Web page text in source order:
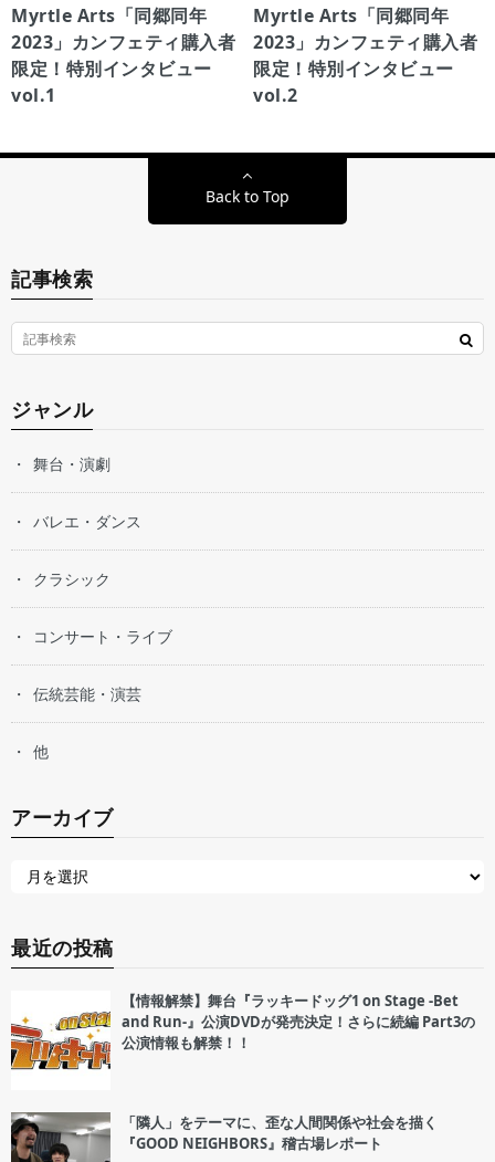
Myrtle Arts「同郷同年
2023」カンフェティ購入者
限定！特別インタビュー
vol.1
Myrtle Arts「同郷同年
2023」カンフェティ購入者
限定！特別インタビュー
vol.2
Back to Top
記事検索
ジャンル
舞台・演劇
バレエ・ダンス
クラシック
コンサート・ライブ
伝統芸能・演芸
他
アーカイブ
最近の投稿
【情報解禁】舞台『ラッキードッグ1 on Stage -Bet
and Run-』公演DVDが発売決定！さらに続編 Part3の
公演情報も解禁！！
「隣人」をテーマに、歪な人間関係や社会を描く
『GOOD NEIGHBORS』稽古場レポート